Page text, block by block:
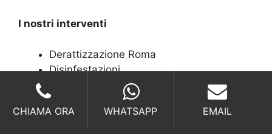
I nostri interventi
Derattizzazione Roma
Disinfestazioni
Processionaria
Punteruolo palma
CHIAMA ORA WHATSAPP EMAIL